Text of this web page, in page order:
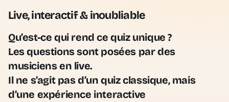
Live, interactif & inoubliable
Qu’est-ce qui rend ce quiz unique ?
Les questions sont posées par des
musiciens en live.
Il ne s’agit pas d’un quiz classique, mais
d’une expérience interactive